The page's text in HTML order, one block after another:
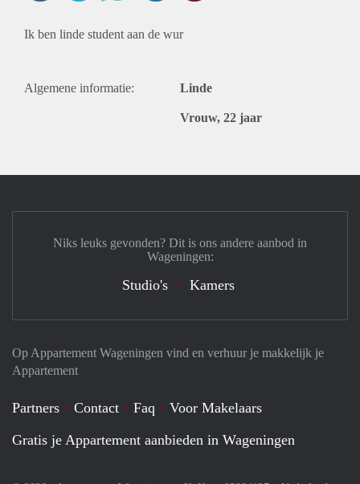
Ik ben linde student aan de wur
Algemene informatie: Linde
Vrouw, 22 jaar
Op Appartement Wageningen vind en verhuur je makkelijk je
Appartement
Partners Contact Faq
Voor Makelaars
Gratis je Appartement aanbieden in Wageningen
Niks leuks gevonden? Dit is ons andere aanbod in
Wageningen:
Studio's Kamers